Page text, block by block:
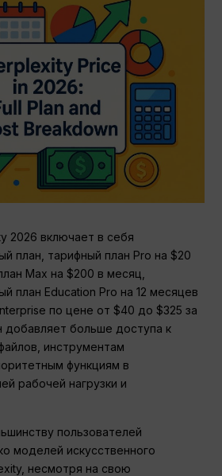
2026 включает в себя
план, тарифный план Pro на $20
Max на $200 в месяц,
план Education Pro на 12 месяцев
по цене от $40 до $325 за
добавляет больше доступа к
инструментам
функциям в
рабочей нагрузки и
пользователей
моделей искусственного
несмотря на свою